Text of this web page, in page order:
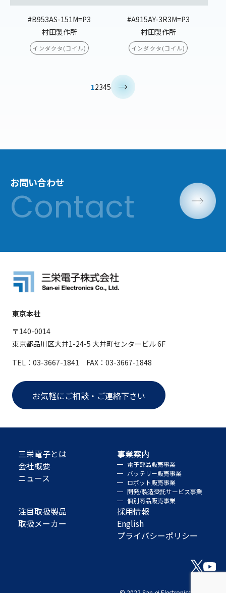
#B953AS-151M=P3
村田製作所
インダクタ(コイル)
#A915AY-3R3M=P3
村田製作所
インダクタ(コイル)
12345
お問い合わせ
東京本社
〒140-0014
東京都品川区大井1-24-5 大井町センタービル 6F
TEL：03-3667-1841 FAX：03-3667-1848
お気軽にご相談・ご連絡下さい
三栄電子とは
会社概要
ニュース
事業案内
電子部品販売事業
バッテリー販売事業
ロボット販売事業
開発/製造受託サービス事業
個別商品販売事業
注目取扱製品
取扱メーカー
採用情報
English
プライバシーポリシー